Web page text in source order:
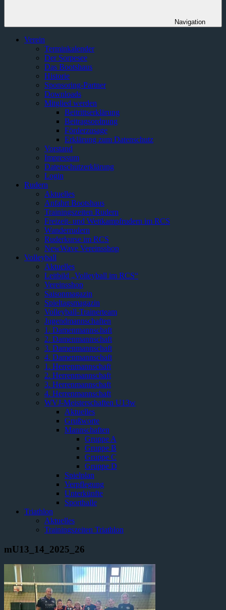
Navigation
Verein
Terminkalender
Der Sorpesee
Das Bootshaus
Historie
Sponsoring-Partner
Downloads
Mitglied werden
Beitrittserklärung
Beitragsordnung
Förderzusage
Erklärung zum Datenschutz
Vorstand
Impressum
Datenschutzerklärung
Login
Rudern
Aktuelles
Anfahrt Bootshaus
Trainingszeiten Rudern
Freizeit- und Wettkampfrudern im RCS
Wanderrudern
Ruderkurse im RCS
NewWave Vereinsshop
Volleyball
Aktuelles
Leitbild „Volleyball im RCS“
Vereinsshop
Saisonmagazin
Spieltagsmagazin
Volleyball-Trainerteam
Jugendmannschaften
1. Damenmannschaft
2. Damenmannschaft
3. Damenmannschaft
4. Damenmannschaft
1. Herrenmannschaft
2. Herrenmannschaft
3. Herrenmannschaft
4. Herrenmannschaft
WVJ-Meisterschaften U13w
Aktuelles
Grußworte
Mannschaften
Gruppe A
Gruppe B
Gruppe C
Gruppe D
Spielplan
Verpflegung
Unterkünfte
Sporthalle
Triathlon
Aktuelles
Trainingszeiten Triathlon
mU13_14_2025_26